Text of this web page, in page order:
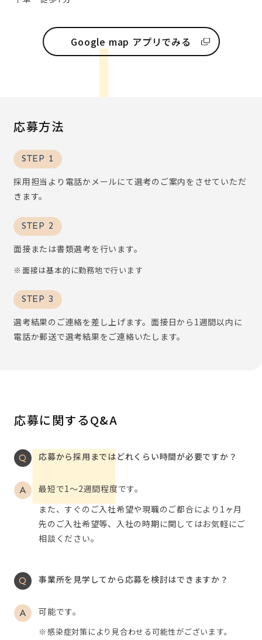
Google map アプリでみる
応募方法
STEP 1
採用担当より電話かメールにて選考のご案内をさせていただ
きます。
STEP 2
面接または書類選考を行います。
面接は基本的に勤務地で行います
STEP 3
選考結果のご連絡を差し上げます。面接日から1週間以内に
電話か郵送で選考結果をご連絡いたします。
応募に関するQ&A
応募から採用まではどれくらい時間が必要ですか？
最短で1～2週間程度です。
また、すぐのご入社希望や現職のご都合により1ヶ月
先のご入社希望等、入社の時期に関してはお気軽にご
相談ください。
事業所を見学してから応募を検討はできますか？
可能です。
感染症対策により見合わせる可能性がございます。